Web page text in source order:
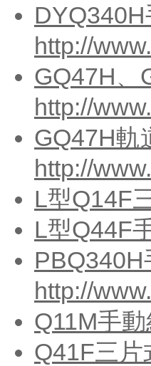
http://
GQ47H、
http://
GQ47H軌
http://
L型Q14F
L型Q44F
http://
Q11M手
Q41F三